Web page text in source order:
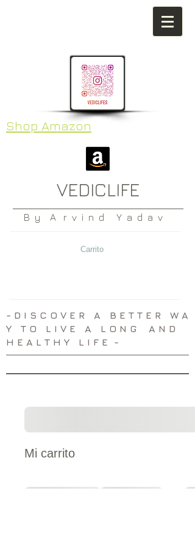
Shop Amazon
VEDICLIFE
B y A r v i n d Y a d a v
Carrito
​- D I S C O V E R A B E T T E R W A
Y T O L I V E A L O N G A N D
H E A L T H Y L I F E -
Mi carrito